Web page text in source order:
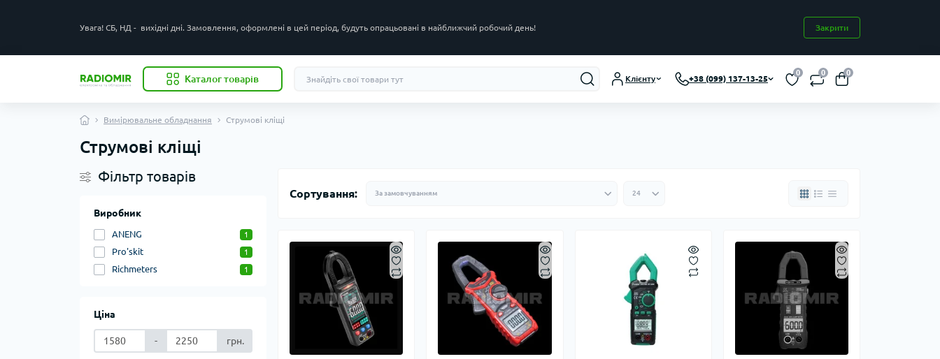
Увага! СБ, НД - вихідні дні. Замовлення, оформлені в цей період, будуть опрацьовані в найближчий робочий день! Закрити
Каталог товарів Клієнту +38 (099) 137-13-25
0 0 0
Вимірювальне обладнання Струмові кліщі
Струмові кліщі
Фільтр товарів
Виробник
ANENG 1
Pro'skit 1
Richmeters 1
Ціна
- грн.
Сортування: